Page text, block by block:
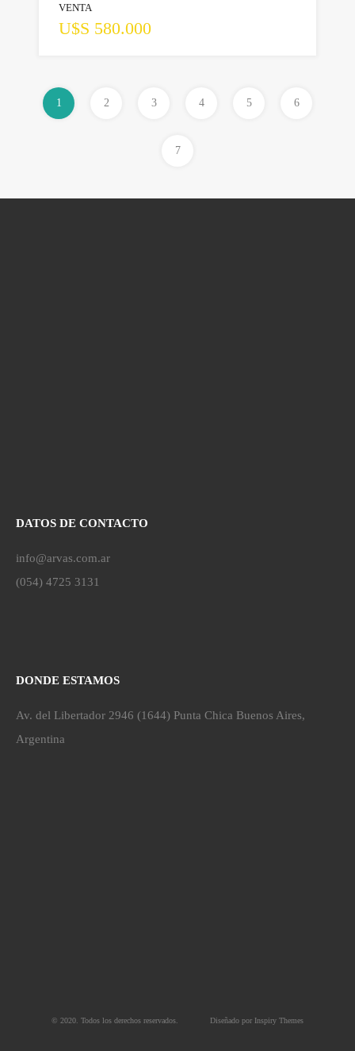
VENTA
U$S 580.000
1 2 3 4 5 6
7
DATOS DE CONTACTO
info@arvas.com.ar
(054) 4725 3131
DONDE ESTAMOS
Av. del Libertador 2946 (1644) Punta Chica Buenos Aires,
Argentina
© 2020. Todos los derechos reservados. Diseñado por Inspiry Themes